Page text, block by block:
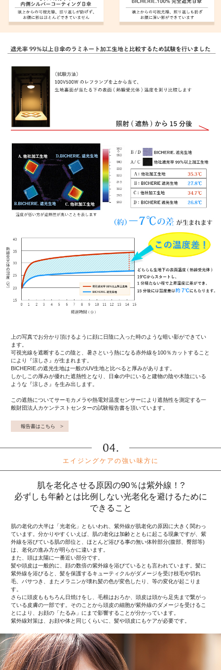
上の写真でお分かり頂けるように顔に日陰に入った時のような暗い影ができてい
ます。
可視光線を遮断するこの陰と、暑さという熱になる赤外線を100％カットすること
により『涼しさ』が生まれます。
BICHERIE.の遮光生地は一般のUV生地と比べると厚みがあります。
しかしこの厚みが優れた遮熱性となり、日傘の中にいると建物の陰や木陰にいる
ような『涼しさ』を生み出します。
この遮熱についてサーモカメラや熱電対温度センサーにより遮熱性を測定する一
般財団法人カケンテストセンターの試験報告書を頂いています。
報告書はこちら
エイジングケアの強い味方に
肌を老化させる原因の90％は紫外線！?
必ずしも年齢とは比例しない光老化を避けるために
できること
肌の老化の大半は「光老化」ともいわれ、紫外線が肌老化の原因に大きく関わっ
ています。分かりやすくいえば、肌の老化は加齢とともに起こる現象ですが、紫
外線を浴びている肌の部位と、ほとんど浴びる事の無い体幹部分(腹部、臀部等)
は、老化の進み方が明らかに違います。
また、頭は太陽に一番近い部分です。
髪や頭皮は一般的に、顔の数倍の紫外線を浴びているとも言われています。髪に
紫外線を浴びると、髪を保護するキューティクルがダメージを受け枝毛や切れ
毛、パサつき、またメラニンが壊れ髪の色が変色したり、等の変化が起こりま
す。
さらに頭皮ももちろん日焼けをし、毛根はおろか、頭皮は頭から足先まで繋がっ
ている皮膚の一部です。そのことから頭皮の細胞が紫外線のダメージを受けるこ
とにより、お顔の「たるみ」にまで影響することが分かっています。
紫外線対策は、お顔や体と同じくらいに、髪や頭皮にもケアが必要です。